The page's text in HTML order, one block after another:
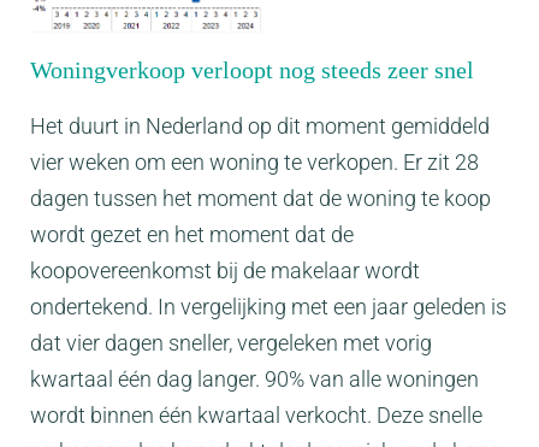
Woningverkoop verloopt nog steeds zeer snel
Het duurt in Nederland op dit moment gemiddeld
vier weken om een woning te verkopen. Er zit 28
dagen tussen het moment dat de woning te koop
wordt gezet en het moment dat de
koopovereenkomst bij de makelaar wordt
ondertekend. In vergelijking met een jaar geleden is
dat vier dagen sneller, vergeleken met vorig
kwartaal één dag langer. 90% van alle woningen
wordt binnen één kwartaal verkocht. Deze snelle